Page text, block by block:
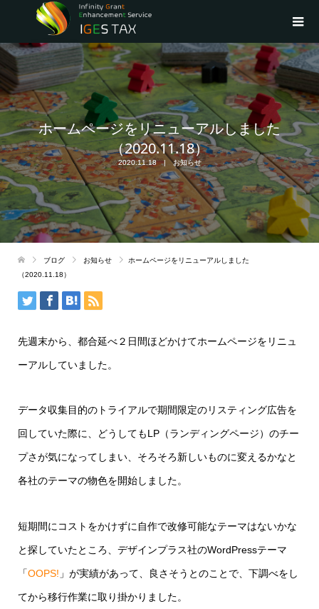
ホームページをリニューアルしました
（2020.11.18）
2020.11.18 お知らせ
ブログ お知らせ
ホームページをリニューアルしました
（2020.11.18）
先週末から、都合延べ２日間ほどかけてホームページをリニュ
ーアルしていました。
データ収集目的のトライアルで期間限定のリスティング広告を
回していた際に、どうしてもLP（ランディングページ）のチー
プさが気になってしまい、そろそろ新しいものに変えるかなと
各社のテーマの物色を開始しました。
短期間にコストをかけずに自作で改修可能なテーマはないかな
と探していたところ、デザインプラス社のWordPressテーマ
「OOPS! 」が実績があって、良さそうとのことで、下調べをし
てから移行作業に取り掛かりました。